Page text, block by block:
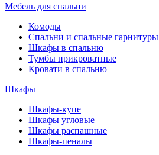
Мебель для спальни
Комоды
Спальни и спальные гарнитуры
Шкафы в спальню
Тумбы прикроватные
Кровати в спальню
Шкафы
Шкафы-купе
Шкафы угловые
Шкафы распашные
Шкафы-пеналы